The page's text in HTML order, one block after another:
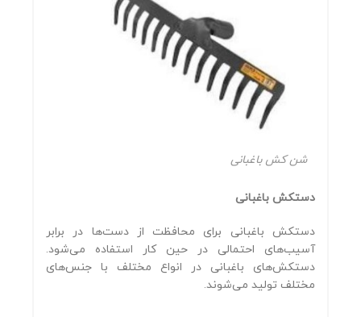
شن کش باغبانی
دستکش باغبانی
دستکش باغبانی برای محافظت از دست‌ها در برابر
آسیب‌های احتمالی در حین کار استفاده می‌شود.
دستکش‌های باغبانی در انواع مختلف با جنس‌های
مختلف تولید می‌شوند.